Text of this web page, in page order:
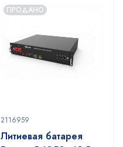
ПРОДАНО
2116959
Литиевая батарея